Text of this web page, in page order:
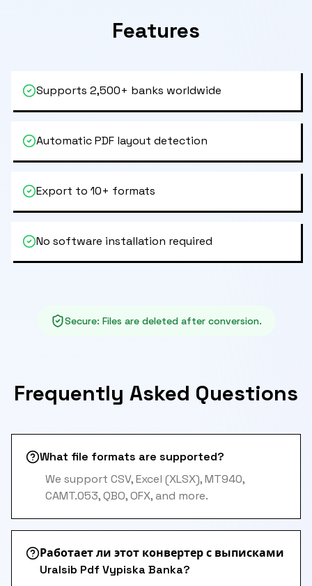
Features
Supports 2,500+ banks worldwide
Automatic PDF layout detection
Export to 10+ formats
No software installation required
Secure: Files are deleted after conversion.
Frequently Asked Questions
What file formats are supported?
We support CSV, Excel (XLSX), MT940,
CAMT.053, QBO, OFX, and more.
Работает ли этот конвертер с выписками
Uralsib Pdf Vypiska Banka?